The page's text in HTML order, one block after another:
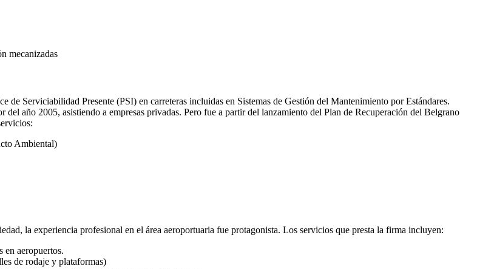
mecanizadas
Serviciabilidad Presente (PSI) en carreteras incluidas en Sistemas de Gestión del Mantenimiento por Estándares.
año 2005, asistiendo a empresas privadas. Pero fue a partir del lanzamiento del Plan de Recuperación del Belgrano
Ambiental)
la experiencia profesional en el área aeroportuaria fue protagonista. Los servicios que presta la firma incluyen:
en aeropuertos.
de rodaje y plataformas)